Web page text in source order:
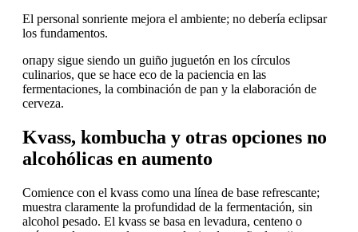
El personal sonriente mejora el ambiente; no debería eclipsar
los fundamentos.
опару sigue siendo un guiño juguetón en los círculos
culinarios, que se hace eco de la paciencia en las
fermentaciones, la combinación de pan y la elaboración de
cerveza.
Kvass, kombucha y otras opciones no
alcohólicas en aumento
Comience con el kvass como una línea de base refrescante;
muestra claramente la profundidad de la fermentación, sin
alcohol pesado. El kvass se basa en levadura, centeno o